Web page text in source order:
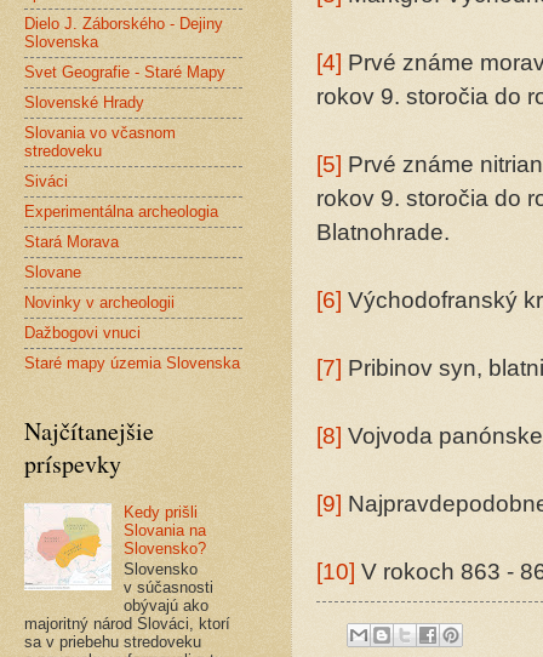
[4] Prvé známe
rokov 9. storočia do
[5] Prvé známe
rokov 9. storočia do
Blatnohrade.
[6] Východofranský
[7] Pribinov syn,
[8] Vojvoda
[9]
[10] V rokoch 863 -
Dielo J. Záborského - Dejiny
Slovenska
Svet Geografie - Staré Mapy
Slovenské Hrady
Slovania vo včasnom
stredoveku
Siváci
Experimentálna archeologia
Stará Morava
Slovane
Novinky v archeologii
Dažbogovi vnuci
Staré mapy územia Slovenska
Najčítanejšie
príspevky
Kedy prišli
Slovania na
Slovensko?
Slovensko
v súčasnosti
obývajú ako
majoritný národ Slováci, ktorí
sa v priebehu stredoveku